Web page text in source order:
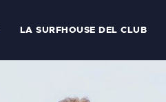
LA SURFHOUSE DEL CLUB